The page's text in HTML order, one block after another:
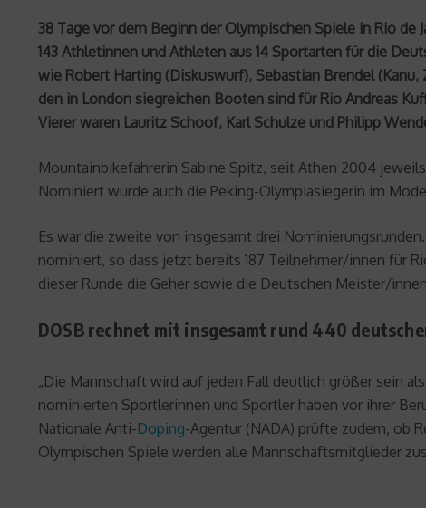
38 Tage vor dem Beginn der Olympischen Spiele in Rio
143 Athletinnen und Athleten aus 14 Sportarten für die
wie Robert Harting (Diskuswurf), Sebastian Brendel
den in London siegreichen Booten sind für Rio Andreas
Vierer waren Lauritz Schoof, Karl Schulze und Philipp
Mountainbikefahrerin Sabine Spitz, seit Athen 2004
Nominiert wurde auch die Peking-Olympiasiegerin im
Es war die zweite von insgesamt drei
nominiert, so dass jetzt bereits 187 Teilnehmer/innen für
dieser Runde die Geher sowie die Deutschen Meister/
DOSB rechnet mit insgesamt rund 440
„Die Mannschaft wird auf jeden Fall deutlich größer sein
nominierten Sportlerinnen und Sportler haben vor ihrer
Nationale Anti-Doping-Agentur (NADA) prüfte zudem, ob
Olympischen Spiele werden alle Mannschaftsmitglieder